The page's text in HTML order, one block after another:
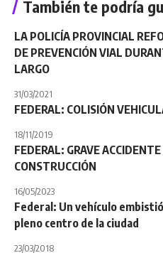
También te podría
LA POLICÍA PROVINCIAL
DE PREVENCIÓN VIAL
LARGO
31/03/2021
FEDERAL: COLISIÓN
18/11/2019
FEDERAL: GRAVE
CONSTRUCCIÓN
16/05/2023
Federal: Un vehículo
pleno centro de la ciudad
23/03/2018